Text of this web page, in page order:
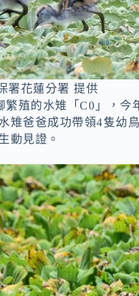
署花蓮分署 提供
繁殖的水雉「C0」，今
雉爸爸成功帶領4隻幼
動見證。